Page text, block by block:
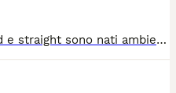
Dolcissimi gattini scottish fold e straight sono nati ambiente familiare Già pronti per andare a vostra famiglia